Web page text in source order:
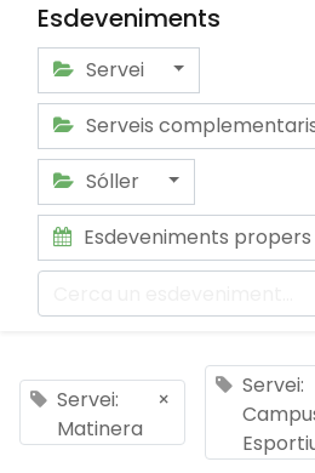
Esdeveniments
Servei
Serveis
Sóller
Esdeveniments propers
Servei:
Matinera
×
Servei: